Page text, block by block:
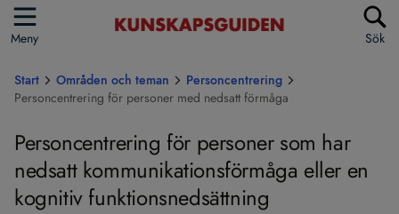
Meny Sök
Start Områden och teman
Personcentrering
Personcentrering för personer med nedsatt förmåga
Personcentrering för personer som har
nedsatt kommunikationsförmåga eller en
kognitiv funktionsnedsättning